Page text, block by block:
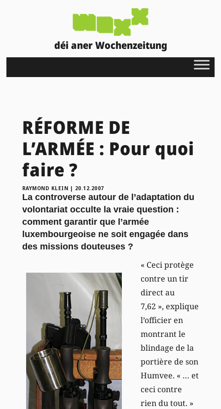
déi aner Wochenzeitung
RÉFORME DE
L’ARMÉE : Pour quoi
faire ?
RAYMOND KLEIN | 20.12.2007
La controverse autour de l’adaptation du
volontariat occulte la vraie question :
comment garantir que l’armée
luxembourgeoise ne soit engagée dans
des missions douteuses ?
« Ceci protège
contre un tir
direct au
7,62 », explique
l’officier en
montrant le
blindage de la
portière de son
Humvee. « … et
ceci contre
rien du tout. »